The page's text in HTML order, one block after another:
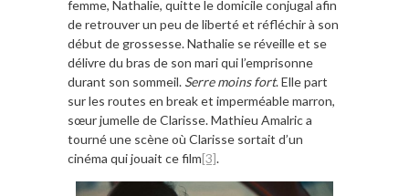
femme, Nathalie, quitte le domicile conjugal afin
de retrouver un peu de liberté et réfléchir à son
début de grossesse. Nathalie se réveille et se
délivre du bras de son mari qui l’emprisonne
durant son sommeil. Serre moins fort. Elle part
sur les routes en break et imperméable marron,
sœur jumelle de Clarisse. Mathieu Amalric a
tourné une scène où Clarisse sortait d’un
cinéma qui jouait ce film[3].